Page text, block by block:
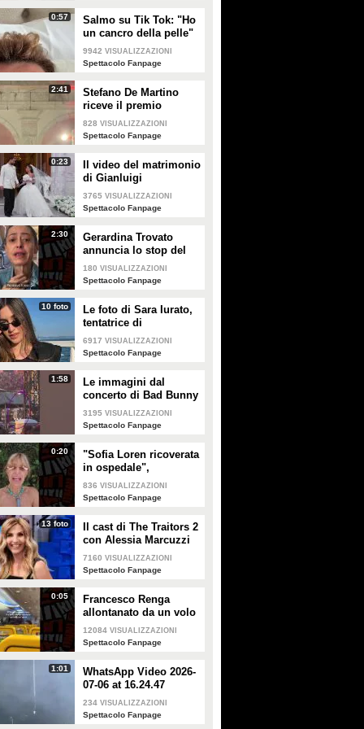
0:57
Salmo su Tik Tok: "Ho
un cancro della pelle"
e apre al dibattito sulle
creme solari
9942 VISUALIZZAZIONI
Spettacolo Fanpage
2:41
Stefano De Martino
riceve il premio
intitolato al padre
Enrico
828 VISUALIZZAZIONI
Spettacolo Fanpage
0:23
Il video del matrimonio
di Gianluigi
Donnarumma e Alessia
Elefante
3765 VISUALIZZAZIONI
Spettacolo Fanpage
2:30
Gerardina Trovato
annuncia lo stop del
tour per problemi di
salute
180 VISUALIZZAZIONI
Spettacolo Fanpage
10 foto
Le foto di Sara Iurato,
tentatrice di
Temptation Island 2026
6917 VISUALIZZAZIONI
Spettacolo Fanpage
1:58
Le immagini dal
concerto di Bad Bunny
a Milano
3195 VISUALIZZAZIONI
Spettacolo Fanpage
0:20
"Sofia Loren ricoverata
in ospedale",
Alessandra Mussolini
smentisce: "È serena e
836 VISUALIZZAZIONI
Spettacolo Fanpage
13 foto
Il cast di The Traitors 2
con Alessia Marcuzzi
7160 VISUALIZZAZIONI
Spettacolo Fanpage
0:05
Francesco Renga
allontanato da un volo
Ryanair dopo una
discussione con gli
12084 VISUALIZZAZIONI
Spettacolo Fanpage
1:01
WhatsApp Video 2026-
07-06 at 16.24.47
234 VISUALIZZAZIONI
Spettacolo Fanpage